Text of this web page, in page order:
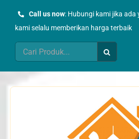
Call us now: Hubungi kami jika ada
kami selalu memberikan harga terbaik
Search
for: